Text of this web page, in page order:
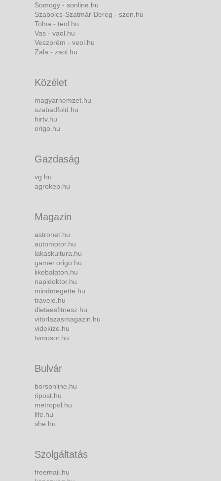
Somogy - sonline.hu
Szabolcs-Szatmár-Bereg - szon.hu
Tolna - teol.hu
Vas - vaol.hu
Veszprém - veol.hu
Zala - zaol.hu
Közélet
magyarnemzet.hu
szabadfold.hu
hirtv.hu
origo.hu
Gazdaság
vg.hu
agrokep.hu
Magazin
astronet.hu
automotor.hu
lakaskultura.hu
gamer.origo.hu
likebalaton.hu
napidoktor.hu
mindmegette.hu
travelo.hu
dietaesfitnesz.hu
vitorlazasmagazin.hu
videkize.hu
tvmusor.hu
Bulvár
borsonline.hu
ripost.hu
metropol.hu
life.hu
she.hu
Szolgáltatás
freemail.hu